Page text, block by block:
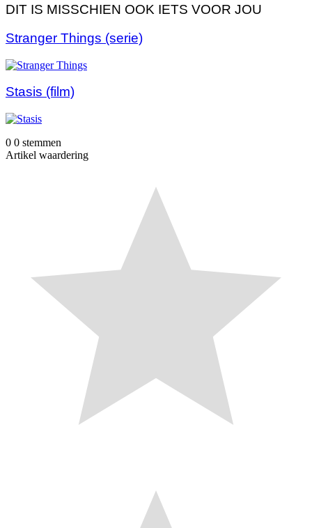
DIT IS MISSCHIEN OOK IETS VOOR JOU
Stranger Things (serie)
Stasis (film)
0 0 stemmen
Artikel waardering